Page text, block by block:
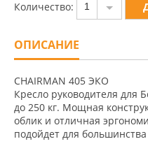
Количество: 1
ОПИСАНИЕ
CHAIRMAN 405 ЭКО
Кресло руководителя
до 250 кг. Мощная
облик и отличная
подойдет для